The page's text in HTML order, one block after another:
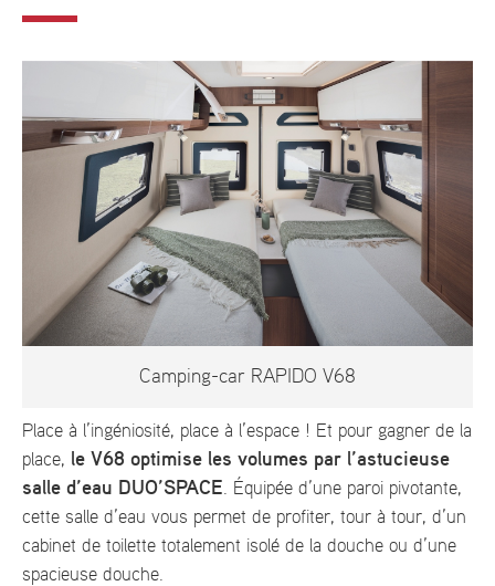
Camping-car RAPIDO V68
Place à l’ingéniosité, place à l’espace ! Et pour gagner de la
place, le V68 optimise les volumes par l’astucieuse
salle d’eau DUO’SPACE . Équipée d’une paroi pivotante,
cette salle d’eau vous permet de profiter, tour à tour, d’un
cabinet de toilette totalement isolé de la douche ou d’une
spacieuse douche.